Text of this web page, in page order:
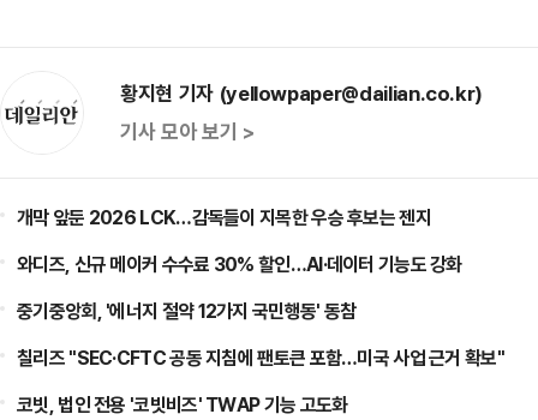
황지현 기자 (yellowpaper@dailian.co.kr)
기사 모아 보기 >
개막 앞둔 2026 LCK…감독들이 지목한 우승 후보는 젠지
와디즈, 신규 메이커 수수료 30% 할인…AI·데이터 기능도 강화
중기중앙회, '에너지 절약 12가지 국민행동' 동참
칠리즈 "SEC·CFTC 공동 지침에 팬토큰 포함…미국 사업 근거 확보"
코빗, 법인 전용 '코빗비즈' TWAP 기능 고도화